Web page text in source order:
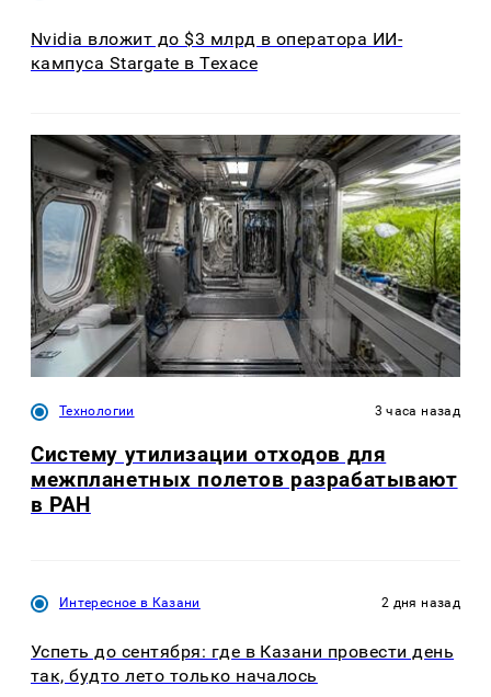
Nvidia вложит до $3 млрд в оператора ИИ-
кампуса Stargate в Техасе
Технологии 3 часа назад
Систему утилизации отходов для
межпланетных полетов разрабатывают
в РАН
Интересное в Казани 2 дня назад
Успеть до сентября: где в Казани провести день
так, будто лето только началось